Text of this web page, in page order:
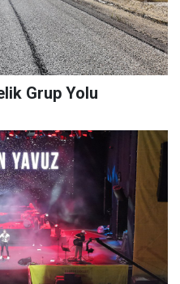
Grup Yolu